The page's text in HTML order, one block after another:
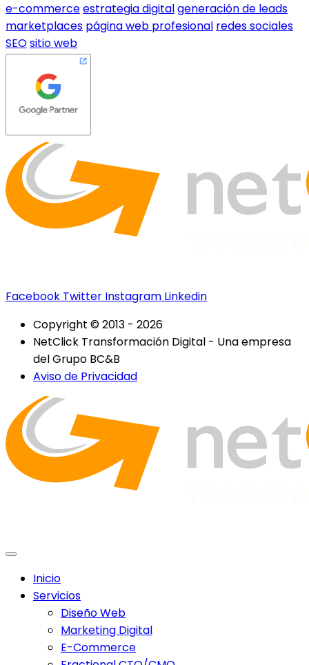
e-commerceestrategia digitalgeneración de leads
marketplaces página web profesional redes sociales
SEOsitio web
Facebook Twitter Instagram Linkedin
Copyright © 2013 - 2026
NetClick Transformación Digital - Una empresa
del Grupo BC&B
Aviso de Privacidad
Inicio
Servicios
Diseño Web
Marketing Digital
E-Commerce